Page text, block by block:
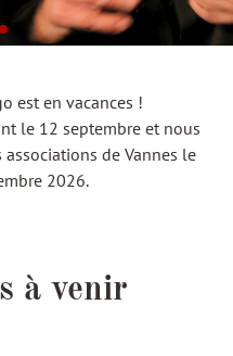
!
est en vacances !
le 12 septembre et nous
de Vannes le
2026.
à venir